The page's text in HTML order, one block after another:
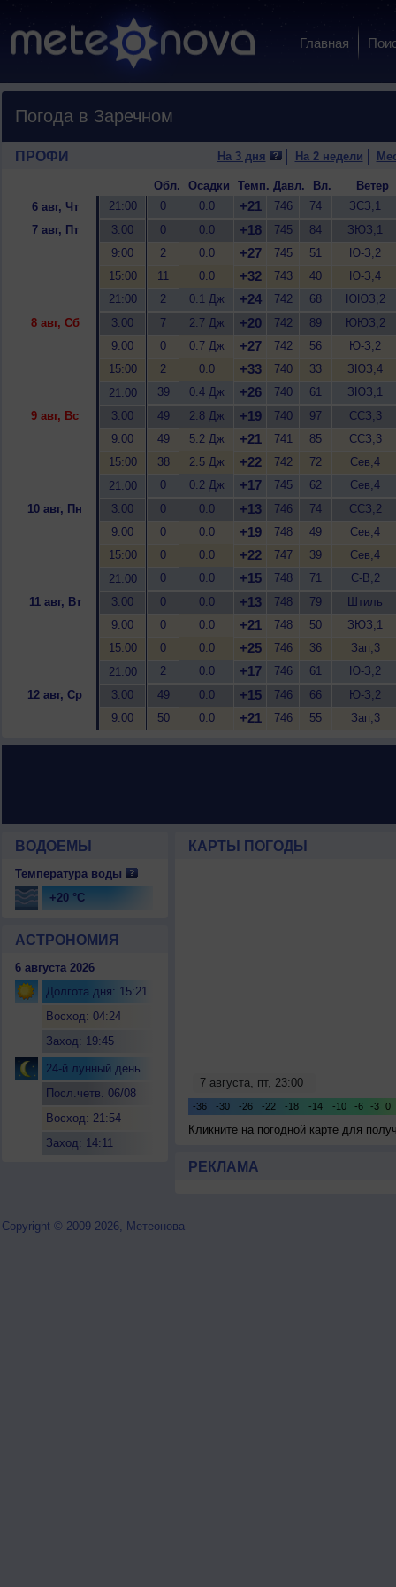
Главная
Погода в Заречном
ПРОФИ На 3 дня На 2 недели
Обл. Осадки Темп. Давл. Вл.
Ветер
6 авг, Чт
21:00 0 0.0 +21 746 74
ЗСЗ,1
7 авг, Пт
3:00 0 0.0 +18 745 84
ЗЮЗ,1
9:00
2 0.0 +27 745 51
Ю-З,2
15:00
11 0.0 +32 743 40
Ю-З,4
21:00
2 0.1 Дж +24 742 68
ЮЮЗ,2
8 авг, Сб
3:00 7 2.7 Дж +20 742 89
ЮЮЗ,2
9:00
0 0.7 Дж +27 742 56
Ю-З,2
15:00
2 0.0 +33 740 33
ЗЮЗ,4
21:00
39 0.4 Дж +26 740 61
ЗЮЗ,1
9 авг, Вс
3:00 49 2.8 Дж +19 740 97
ССЗ,3
9:00
49 5.2 Дж +21 741 85
ССЗ,3
15:00
38 2.5 Дж +22 742 72
Сев,4
21:00
0 0.2 Дж +17 745 62
Сев,4
10 авг, Пн
3:00 0 0.0 +13 746 74
ССЗ,2
9:00
0 0.0 +19 748 49
Сев,4
15:00
0 0.0 +22 747 39
Сев,4
21:00
0 0.0 +15 748 71
С-В,2
11 авг, Вт
3:00 0 0.0 +13 748 79
Штиль
9:00
0 0.0 +21 748 50
ЗЮЗ,1
15:00
0 0.0 +25 746 36
Зап,3
21:00
2 0.0 +17 746 61
Ю-З,2
12 авг, Ср
3:00 49 0.0 +15 746 66
Ю-З,2
9:00
50 0.0 +21 746 55 Зап,3
ВОДОЕМЫ
Температура воды
+20 °C
АСТРОНОМИЯ
6 августа 2026
Долгота дня: 15:21
Восход: 04:24
Заход: 19:45
24-й лунный день
Посл.четв. 06/08
Восход: 21:54
Заход: 14:11
КАРТЫ ПОГОДЫ
Кликните на погодной карте для
РЕКЛАМА
Copyright © 2009-2026, Метеонова